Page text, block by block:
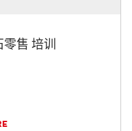
零售 培训